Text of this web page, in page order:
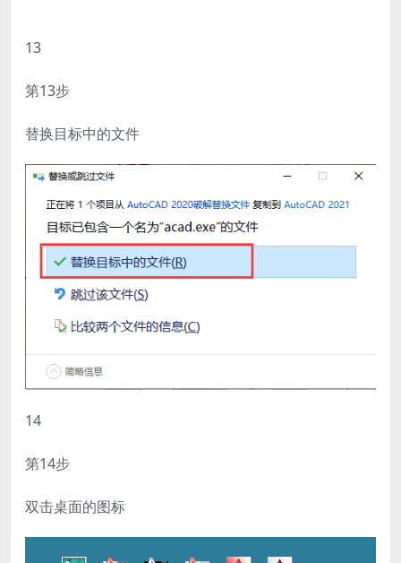
13
第13步
替换目标中的文件
14
第14步
双击桌面的图标